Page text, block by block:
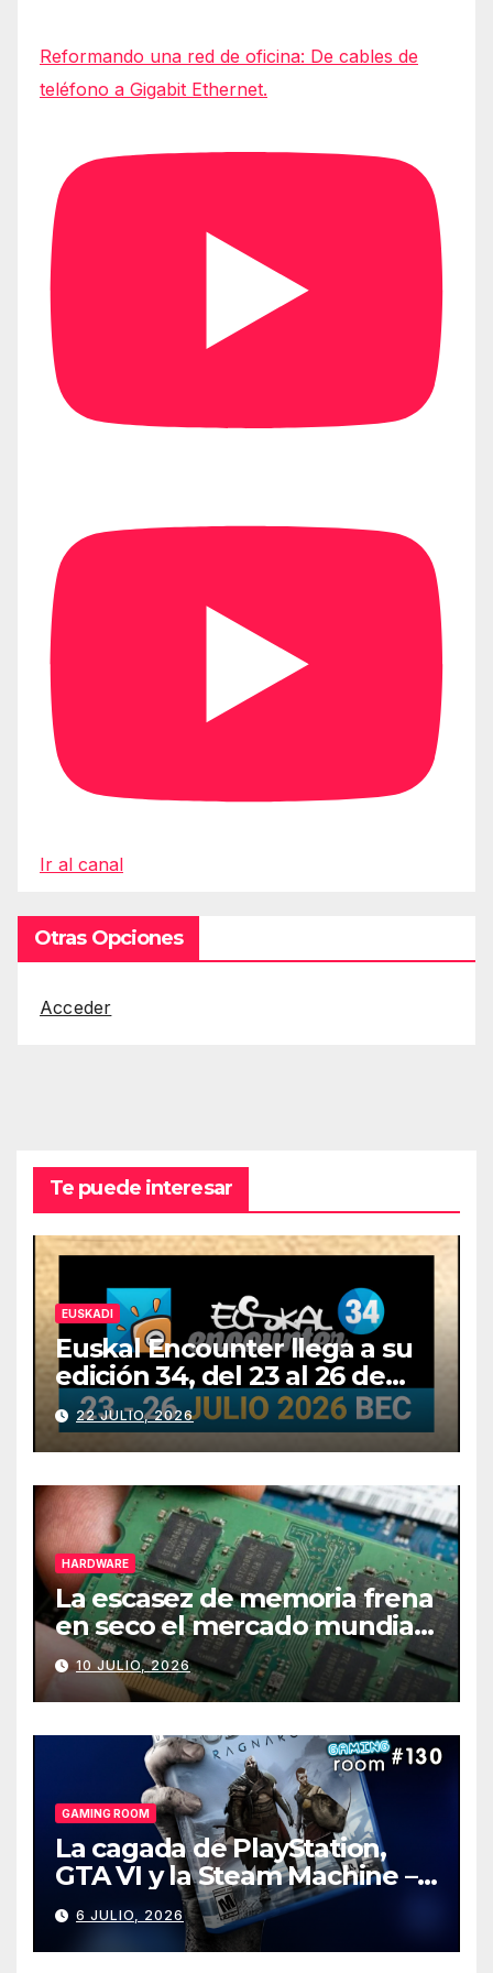
Reformando una red de oficina: De cables de
teléfono a Gigabit Ethernet.
Ir al canal
Otras Opciones
Acceder
Te puede interesar
EUSKADI
Euskal Encounter llega a su
edición 34, del 23 al 26 de
julio
22 JULIO, 2026
HARDWARE
La escasez de memoria frena
en seco el mercado mundial
de PCs
10 JULIO, 2026
GAMING ROOM
La cagada de PlayStation,
GTA VI y la Steam Machine –
Gaming Room #130
6 JULIO, 2026